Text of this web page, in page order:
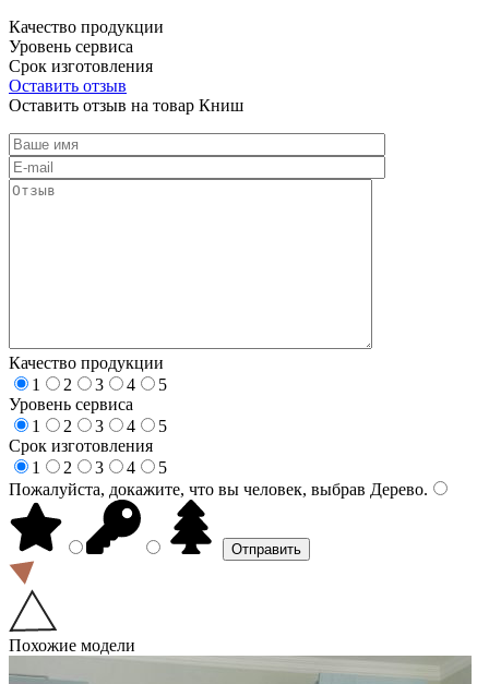
Качество продукции
Уровень сервиса
Срок изготовления
Оставить отзыв
Оставить отзыв на товар Книш
Качество продукции
1
2 3 4
5
Уровень сервиса
1
2 3 4
5
Срок изготовления
1
2 3 4
5
Пожалуйста, докажите, что вы человек, выбрав Дерево.
Похожие модели